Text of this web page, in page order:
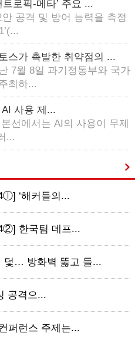
로픽-메타’ 주요 ...
공격 및 방어 능력을 측정
스가 촉발한 취약점의 ...
7월 8일 과기정통부와 국가
최하...
사용 제...
선에서는 AI의 사용이 무제
...
‘해커들의...
한국팀 데프...
덫… 방화벽 뚫고 들...
공격으...
퍼런스 주제는...